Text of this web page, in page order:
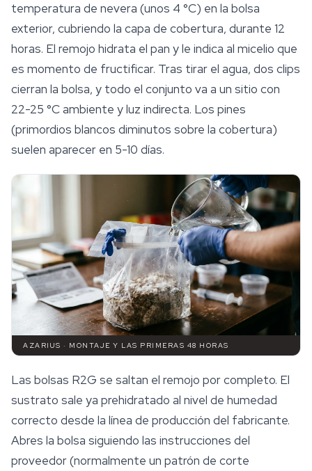
temperatura de nevera (unos 4 °C) en la bolsa
exterior, cubriendo la capa de cobertura, durante 12
horas. El remojo hidrata el pan y le indica al micelio que
es momento de fructificar. Tras tirar el agua, dos clips
cierran la bolsa, y todo el conjunto va a un sitio con
22-25 °C ambiente y luz indirecta. Los pines
(primordios blancos diminutos sobre la cobertura)
suelen aparecer en 5-10 días.
AZARIUS · MONTAJE Y LAS PRIMERAS 48 HORAS
Las bolsas R2G se saltan el remojo por completo. El
sustrato sale ya prehidratado al nivel de humedad
correcto desde la línea de producción del fabricante.
Abres la bolsa siguiendo las instrucciones del
proveedor (normalmente un patrón de corte